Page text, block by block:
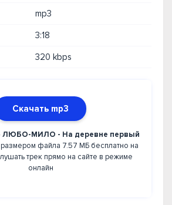
mp3
3:18
320 kbps
Скачать mp3
ЛЮБО-МИЛО - На деревне первый
размером файла 7.57 МБ бесплатно на
трек прямо на сайте в режиме
онлайн